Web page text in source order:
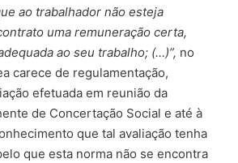
ao trabalhador não esteja
uma remuneração certa,
ao seu trabalho; (…)”, no
carece de regulamentação,
efetuada em reunião da
de Concertação Social e até à
que tal avaliação tenha
que esta norma não se encontra